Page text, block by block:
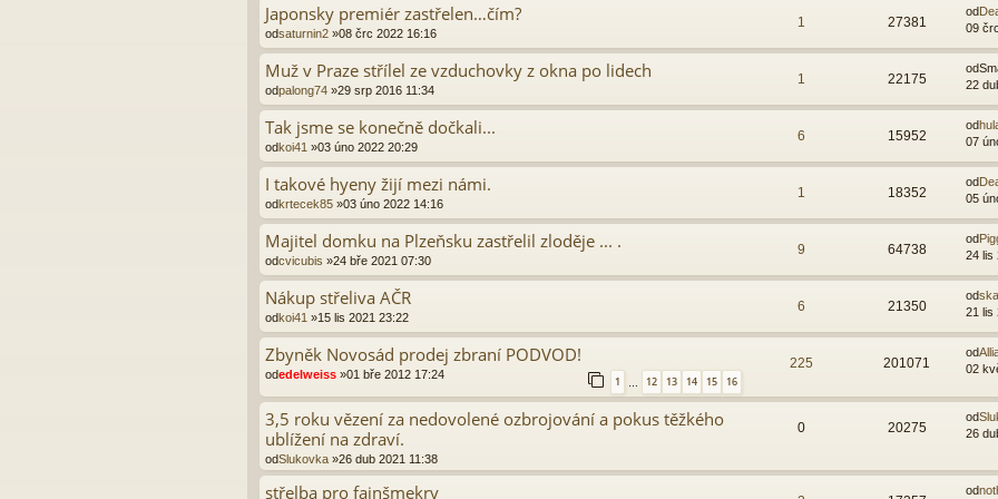
Japonsky premiér zastřelen…čím?
odsaturnin2 »08 črc 2022 16:16
1 27381
od
09
Muž v Praze střílel ze vzduchovky z okna po lidech
odpalong74 »29 srp 2016 11:34
1 22175
od
22
Tak jsme se konečně dočkali...
odkoi41 »03 úno 2022 20:29
6 15952
od
07
I takové hyeny žijí mezi námi.
odkrtecek85 »03 úno 2022 14:16
1 18352
od
05
Majitel domku na Plzeňsku zastřelil zloděje ... .
odcvicubis »24 bře 2021 07:30
9 64738
od
24 lis
Nákup střeliva AČR
odkoi41 »15 lis 2021 23:22
6 21350
od
21 lis
Zbyněk Novosád prodej zbraní PODVOD!
odedelweiss »01 bře 2012 17:24
1 … 12 13 14 15 16
225 201071
od
02
3,5 roku vězení za nedovolené ozbrojování a pokus těžkého
ublížení na zdraví.
odSlukovka »26 dub 2021 11:38
0 20275
od
26
střelba pro fajnšmekry od